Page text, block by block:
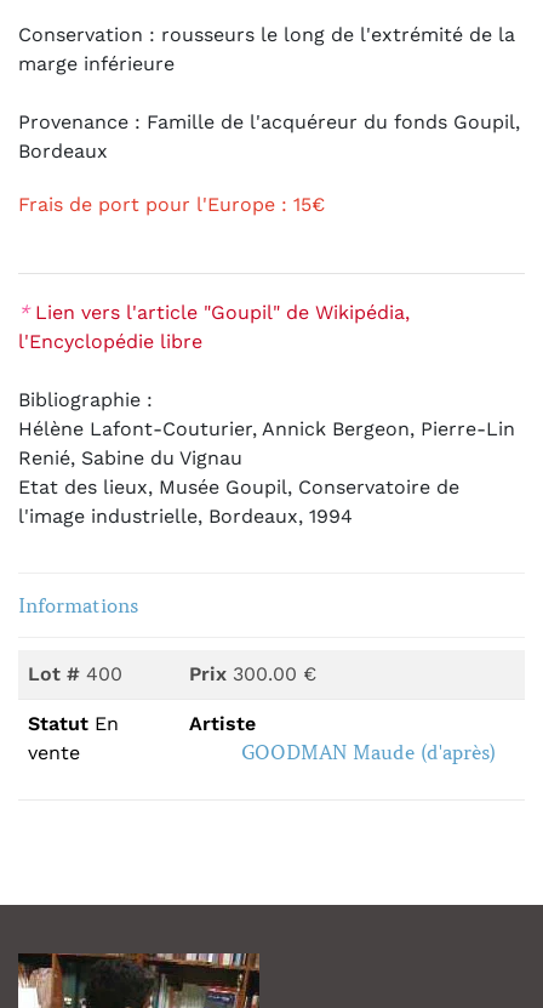
Conservation : rousseurs le long de l'extrémité de la
marge inférieure
Provenance : Famille de l'acquéreur du fonds Goupil,
Bordeaux
Frais de port pour l'Europe : 15€
* Lien vers l'article "Goupil" de Wikipédia,
l'Encyclopédie libre
Bibliographie :
Hélène Lafont-Couturier, Annick Bergeon, Pierre-Lin
Renié, Sabine du Vignau
Etat des lieux, Musée Goupil, Conservatoire de
l'image industrielle, Bordeaux, 1994
Informations
Lot # 400 Prix 300.00 €
Statut En
vente
Artiste
GOODMAN Maude (d'après)